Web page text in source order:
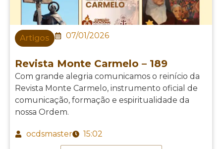
Artigos 07/01/2026
Revista Monte Carmelo – 189
Com grande alegria comunicamos o reinício da
Revista Monte Carmelo, instrumento oficial de
comunicação, formação e espiritualidade da
nossa Ordem.
ocdsmaster 15:02